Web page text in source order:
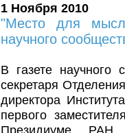
1 Ноября 2010
"Место для
научного
В газете научного
секретаря
директора
первого
Президиуме РАН